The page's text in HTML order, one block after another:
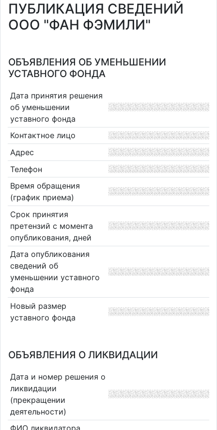
ПУБЛИКАЦИЯ СВЕДЕНИЙ
ООО "ФАН ФЭМИЛИ"
ОБЪЯВЛЕНИЯ ОБ УМЕНЬШЕНИИ
УСТАВНОГО ФОНДА
Дата принятия решения
об уменьшении
уставного фонда
Контактное лицо
Адрес
Телефон
Время обращения
(график приема)
Срок принятия
претензий с момента
опубликования, дней
Дата опубликования
сведений об
уменьшении уставного
фонда
Новый размер
уставного фонда
ОБЪЯВЛЕНИЯ О ЛИКВИДАЦИИ
Дата и номер решения о
ликвидации
(прекращении
деятельности)